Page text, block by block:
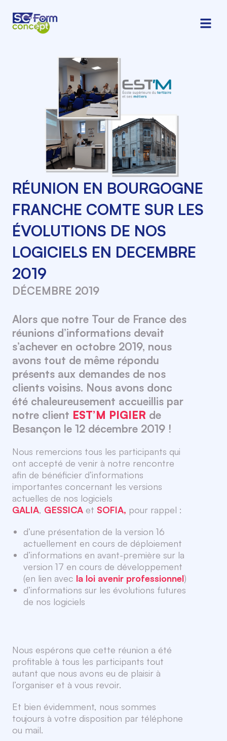
RÉUNION EN BOURGOGNE
FRANCHE COMTE SUR LES
ÉVOLUTIONS DE NOS
LOGICIELS EN DECEMBRE
2019
DÉCEMBRE 2019
Alors que notre Tour de France des
réunions d’informations devait
s’achever en octobre 2019, nous
avons tout de même répondu
présents aux demandes de nos
clients voisins. Nous avons donc
été chaleureusement accueillis par
notre client EST’M PIGIER de
Besançon le 12 décembre 2019 !
Nous remercions tous les participants qui
ont accepté de venir à notre rencontre
afin de bénéficier d’informations
importantes concernant les versions
actuelles de nos logiciels
GALIA, GESSICA et SOFIA, pour rappel :
d’une présentation de la version 16
actuellement en cours de déploiement
d’informations en avant-première sur la
version 17 en cours de développement
(en lien avec la loi avenir professionnel)
d’informations sur les évolutions futures
de nos logiciels
Nous espérons que cette réunion a été
profitable à tous les participants tout
autant que nous avons eu de plaisir à
l’organiser et à vous revoir.
Et bien évidemment, nous sommes
toujours à votre disposition par téléphone
ou mail.